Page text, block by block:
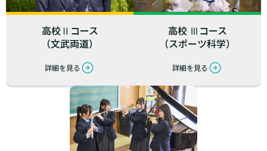
高校Ⅱコース
（文武両道）
詳細を見る
高校 Ⅲコース
（スポーツ科学）
詳細を見る